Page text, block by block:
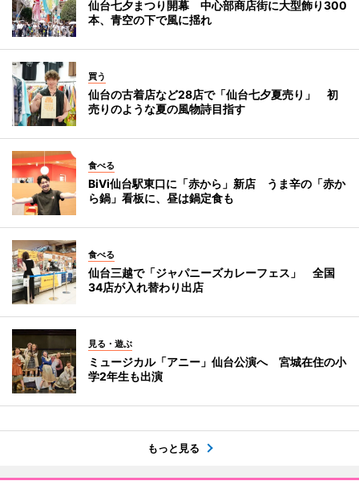
仙台七夕まつり開幕 中心部商店街に大型飾り300
本、青空の下で風に揺れ
買う
仙台の古着店など28店で「仙台七夕夏売り」 初
売りのような夏の風物詩目指す
食べる
BiVi仙台駅東口に「赤から」新店 うま辛の「赤か
ら鍋」看板に、昼は鍋定食も
食べる
仙台三越で「ジャパニーズカレーフェス」 全国
34店が入れ替わり出店
見る・遊ぶ
ミュージカル「アニー」仙台公演へ 宮城在住の小
学2年生も出演
もっと見る